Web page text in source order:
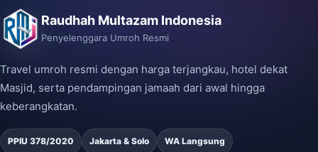
Raudhah Multazam Indonesia
Penyelenggara Umroh Resmi
Travel umroh resmi dengan harga terjangkau, hotel dekat
Masjid, serta pendampingan jamaah dari awal hingga
keberangkatan.
PPIU 378/2020 Jakarta & Solo WA Langsung